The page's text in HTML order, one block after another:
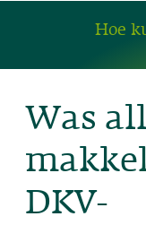
Was
DKV-
Hoe